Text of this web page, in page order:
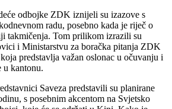
odbojke ZDK iznijeli su izazove s
radu, posebno kada je riječ o
takmičenja. Tom prilikom izrazili su
i Ministarstvu za boračka pitanja ZDK
predstavlja važan oslonac u očuvanju i
u kantonu.
Saveza predstavili su planirane
s posebnim akcentom na Svjetsko